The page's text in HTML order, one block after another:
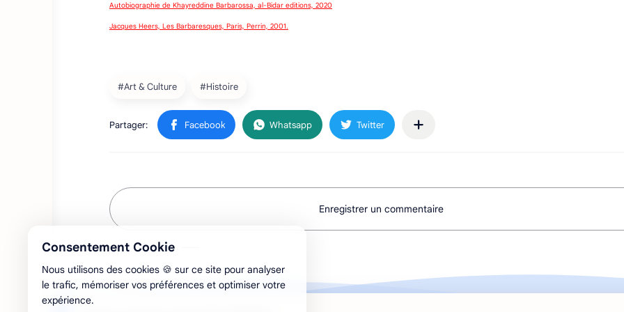
Autobiographie de Khayreddine Barbarossa, al-Bidar editions, 2020
Jacques Heers, Les Barbaresques, Paris, Perrin, 2001.
Enregistrer un commentaire
Consentement Cookie
Nous utilisons des cookies 🍪 sur ce site pour analyser
le trafic, mémoriser vos préférences et optimiser votre
expérience.